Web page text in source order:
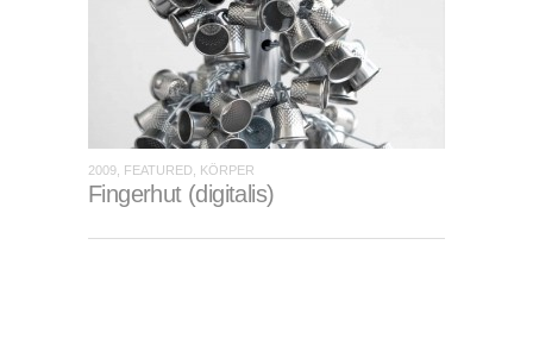
2009, FEATURED, KÖRPER
Fingerhut (digitalis)